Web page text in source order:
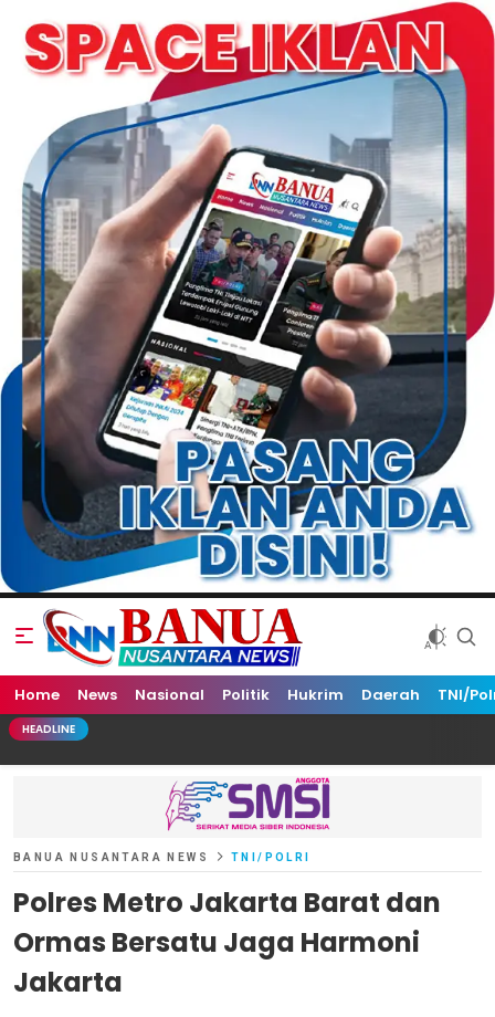
Banua Nusantara News
Home News Nasional Politik Hukrim Daerah TNI/
HEADLINE
BANUA NUSANTARA NEWS TNI/POLRI
Polres Metro Jakarta Barat dan
Ormas Bersatu Jaga Harmoni
Jakarta